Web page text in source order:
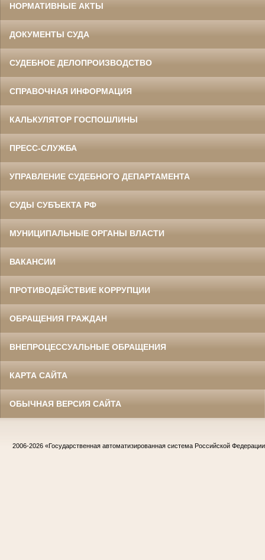
НОРМАТИВНЫЕ АКТЫ
ДОКУМЕНТЫ СУДА
СУДЕБНОЕ ДЕЛОПРОИЗВОДСТВО
СПРАВОЧНАЯ ИНФОРМАЦИЯ
КАЛЬКУЛЯТОР ГОСПОШЛИНЫ
ПРЕСС-СЛУЖБА
УПРАВЛЕНИЕ СУДЕБНОГО ДЕПАРТАМЕНТА
СУДЫ СУБЪЕКТА РФ
МУНИЦИПАЛЬНЫЕ ОРГАНЫ ВЛАСТИ
ВАКАНСИИ
ПРОТИВОДЕЙСТВИЕ КОРРУПЦИИ
ОБРАЩЕНИЯ ГРАЖДАН
ВНЕПРОЦЕССУАЛЬНЫЕ ОБРАЩЕНИЯ
КАРТА САЙТА
ОБЫЧНАЯ ВЕРСИЯ САЙТА
2006-2026 «Государственная автоматизированная система Российской